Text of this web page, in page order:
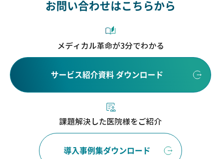
お問い合わせはこちらから
メディカル革命が3分でわかる
サービス紹介資料 ダウンロード
課題解決した医院様をご紹介
導入事例集ダウンロード